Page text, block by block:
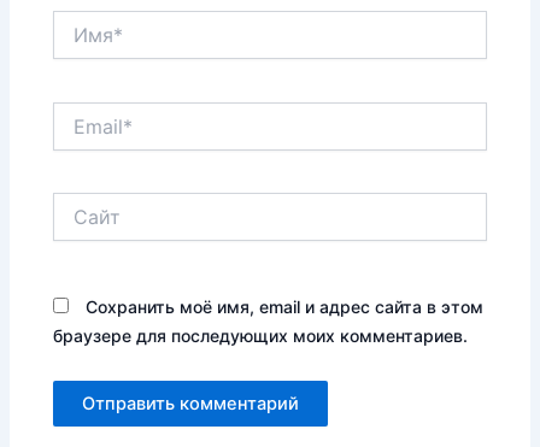
Сохранить моё имя, email и адрес сайта в этом
браузере для последующих моих комментариев.